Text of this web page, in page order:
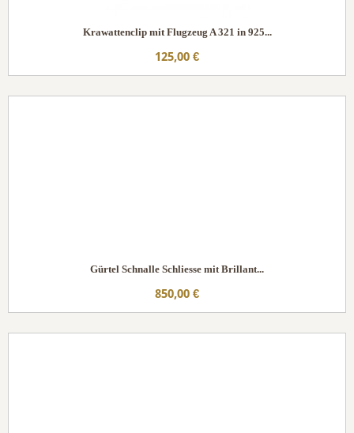
Krawattenclip mit Flugzeug A 321 in 925...
125,00 €
Gürtel Schnalle Schliesse mit Brillant...
850,00 €